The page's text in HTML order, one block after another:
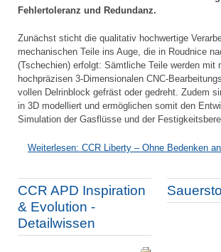
Fehlertoleranz und Redundanz.
Zunächst sticht die qualitativ hochwertige
mechanischen Teile ins Auge, die in Roudnice
(Tschechien) erfolgt: Sämtliche Teile werden mit
hochpräzisen 3-Dimensionalen CNC-
vollen Delrinblock gefräst oder gedreht. Zudem
in 3D modelliert und ermöglichen somit den
Simulation der Gasflüsse und der
Weiterlesen: CCR Liberty – Ohne Bedenken
CCR APD Inspiration
& Evolution -
Detailwissen